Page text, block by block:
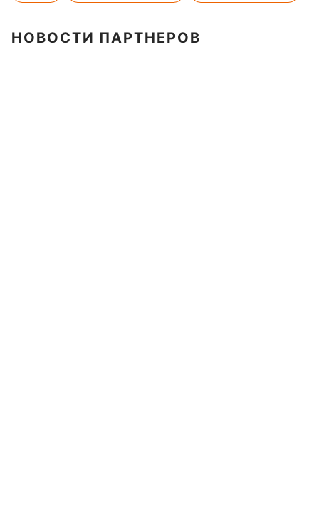
НОВОСТИ ПАРТНЕРОВ